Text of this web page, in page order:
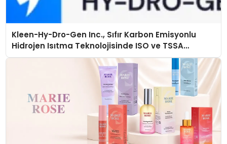
Kleen-Hy-Dro-Gen Inc., Sıfır Karbon Emisyonlu
Hidrojen Isıtma Teknolojisinde ISO ve TSSA
Düzenleyici Onaylarını Aldı